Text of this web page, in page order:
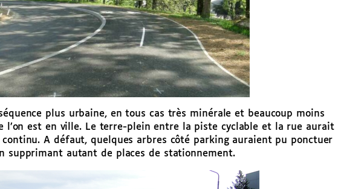
plus urbaine, en tous cas très minérale et beaucoup moins
l’on est en ville. Le terre-plein entre la piste cyclable et la rue aurait
A défaut, quelques arbres côté parking auraient pu ponctuer
supprimant autant de places de stationnement.